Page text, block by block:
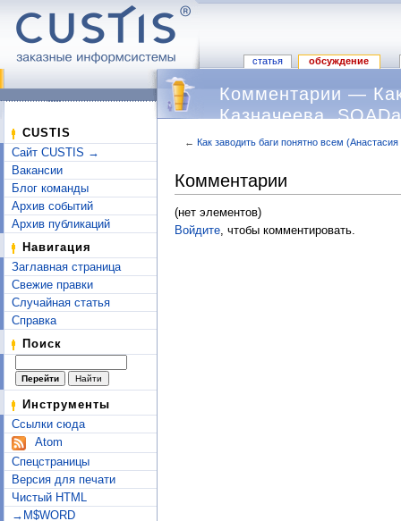
статья обсуждение
CUSTIS
Сайт CUSTIS →
Вакансии
Блог команды
Архив событий
Архив публикаций
Навигация
Заглавная страница
Свежие правки
Случайная статья
Справка
Поиск
Инструменты
Ссылки сюда
Atom
Спецстраницы
Версия для печати
Чистый HTML
→M$WORD
Комментарии —
Казначеева,
← Как заводить баги понятно всем
Комментарии
(нет элементов)
Войдите, чтобы комментировать.